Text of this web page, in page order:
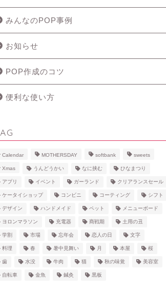
みんなのPOP事例
お知らせ
POP作成のコツ
便利な使い方
TAG
Calendar MOTHERSDAY softbank sweets
Xmas うんどうかい なに挟む ひなまつり
アプリ イベント ガーランド クリアランスセール
ケータイショップ コンビニ コーティング シフト
デザイン ハンドメイド ペット メニューボード
ヨロンマラソン 充電器 商戦期 土用の丑
学割 市場 忘年会 恋人の日 文字
料理 春 暑中見舞い 月 本屋 桜
歯 水没 牛肉 猫 秋の味覚 美容室
自転車 金魚 鍼灸 黒板